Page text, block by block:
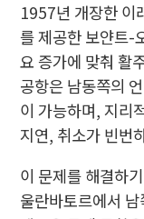
1957년 개장한 이
를 제공한 보얀트-
요 증가에 맞춰 활
공항은 남동쪽의
이 가능하며, 지리
지연, 취소가 빈번
이 문제를 해결하
울란바토르에서